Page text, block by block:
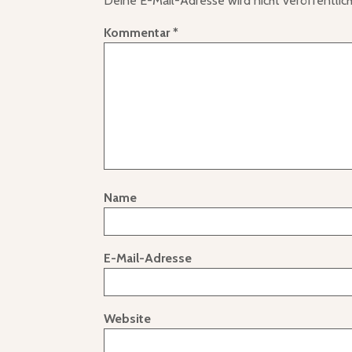
Kommentar*
Name
E-Mail-Adresse
Website